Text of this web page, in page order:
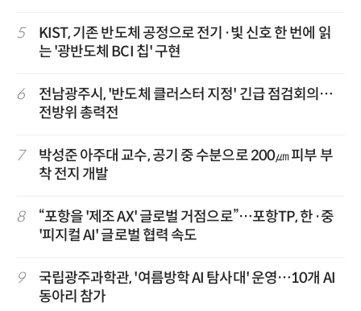
5
KIST, 기존 반도체 공정으로 전기·빛 신호 한 번에 읽
는 '광반도체 BCI 칩' 구현
6
전남광주시, '반도체 클러스터 지정' 긴급 점검회의…
전방위 총력전
7
박성준 아주대 교수, 공기 중 수분으로 200㎛ 피부 부
착 전지 개발
8
“포항을 '제조 AX' 글로벌 거점으로”…포항TP, 한·중
'피지컬 AI' 글로벌 협력 속도
9
국립광주과학관, '여름방학 AI 탐사대' 운영…10개 AI
동아리 참가